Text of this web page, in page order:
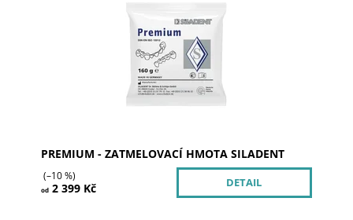
vlastností. Je vhodná pro odlévání všech typů...
Skladem >5
101804
SILADENT
PREMIUM - ZATMELOVACÍ HMOTA SILADENT
(–10 %)
od 2 399 Kč DETAIL